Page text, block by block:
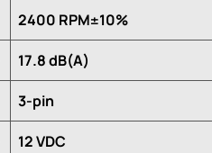
2400 RPM±10%
17.8 dB(A)
3-pin
12 VDC